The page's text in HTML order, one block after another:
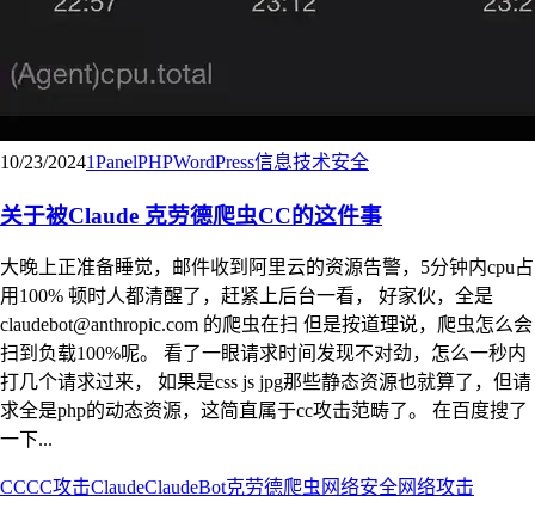
10/23/20241PanelPHPWordPress信息技术安全
关于被Claude 克劳德爬虫CC的这件事
大晚上正准备睡觉，邮件收到阿里云的资源告警，5分钟内cpu占
用100% 顿时人都清醒了，赶紧上后台一看， 好家伙，全是
claudebot@anthropic.com 的爬虫在扫 但是按道理说，爬虫怎么会
扫到负载100%呢。 看了一眼请求时间发现不对劲，怎么一秒内
打几个请求过来， 如果是css js jpg那些静态资源也就算了，但请
求全是php的动态资源，这简直属于cc攻击范畴了。 在百度搜了
一下...
CCCC攻击ClaudeClaudeBot克劳德爬虫 网络安全网络攻击